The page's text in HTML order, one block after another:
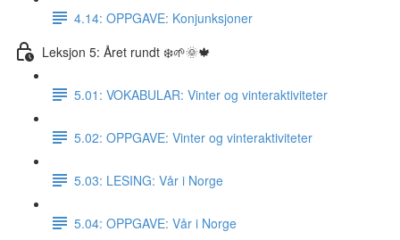
4.14: OPPGAVE: Konjunksjoner
Leksjon 5: Året rundt ❄️🌱🌞🍁
5.01: VOKABULAR: Vinter og vinteraktiviteter
5.02: OPPGAVE: Vinter og vinteraktiviteter
5.03: LESING: Vår i Norge
5.04: OPPGAVE: Vår i Norge